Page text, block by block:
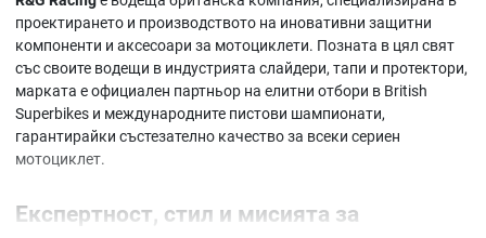
проектирането и производството на иновативни защитни
компоненти и аксесоари за мотоциклети. Позната в цял свят
със своите водещи в индустрията слайдери, тапи и протектори,
марката е официален партньор на елитни отбори в British
Superbikes и международните пистови шампионати,
гарантирайки състезателно качество за всеки сериен
мотоциклет.
Експертност, стил и мисията за